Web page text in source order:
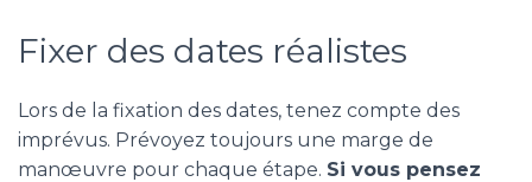
Fixer des dates réalistes
Lors de la fixation des dates, tenez compte des
imprévus. Prévoyez toujours une marge de
manœuvre pour chaque étape. Si vous pensez